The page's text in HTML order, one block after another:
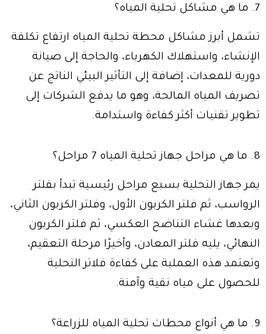
7. ما هي مشاكل تحلية المياه؟
تشمل أبرز مشاكل محطة تحلية المياه ارتفاع تكلفة
الإنشاء، واستهلاك الكهرباء، والحاجة إلى صيانة
دورية للمعدات، إضافة إلى التأثير البيئي الناتج عن
تصريف المياه المالحة، وهو ما يدفع الشركات إلى
تطوير تقنيات أكثر كفاءة واستدامة.
8. ما هي مراحل جهاز تحلية المياه 7 مراحل؟
يمر جهاز التحلية بسبع مراحل رئيسية تبدأ بفلتر
الرواسب، ثم فلتر الكربون الأول، وفلتر الكربون الثاني،
وبعدها غشاء التناضح العكسي، ثم فلتر الكربون
النهائي، يليه فلتر المعادن، وأخيرًا مرحلة التعقيم،
وتعتمد هذه العملية على كفاءة فلاتر التحلية
للحصول على مياه نقية وآمنة.
9. ما هي أنواع محطات تحلية المياه للزراعة؟